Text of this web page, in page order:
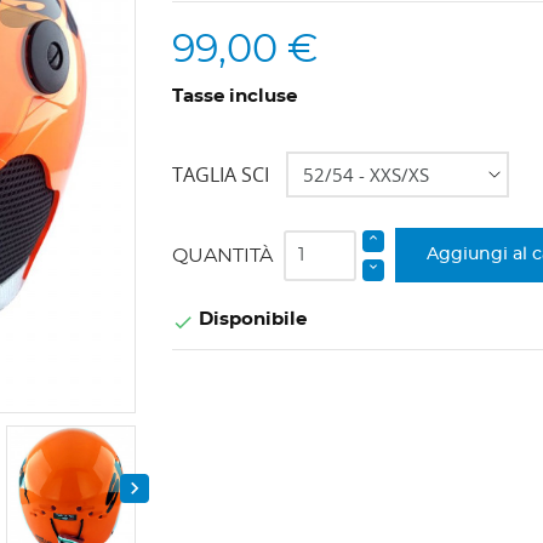

99,00 €
Tasse incluse
TAGLIA SCI
QUANTITÀ Aggiungi al
 Disponibile